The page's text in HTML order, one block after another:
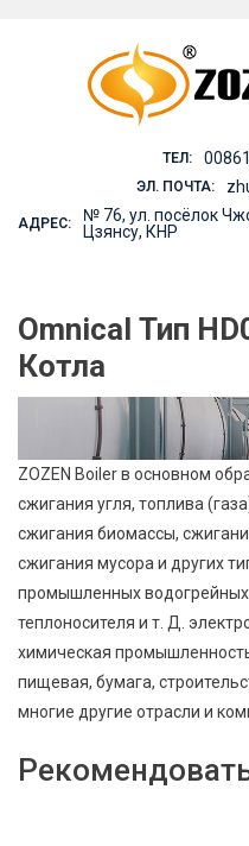
ТЕЛ:
ЭЛ. ПОЧТА:
АДРЕС:
№ 76, ул. посёлок
Цзянсу, КНР
Omnical Тип
Котла
ZOZEN Boiler в основном
сжигания угля, топлива
сжигания биомассы,
сжигания мусора и других
промышленных водогрейных
теплоносителя и т. Д.
химическая
пищевая, бумага,
многие другие отрасли и